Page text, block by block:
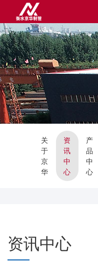
关
于
京
华
资
讯
中
心
产
品
中
心
资讯中心